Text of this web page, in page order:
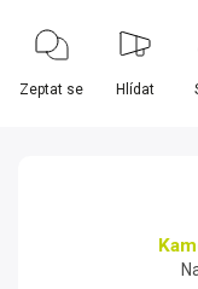
Zeptat se Hlídat